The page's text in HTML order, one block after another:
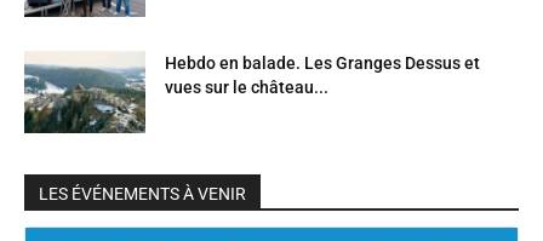
Hebdo en balade. Les Granges Dessus et
vues sur le château...
LES ÉVÉNEMENTS À VENIR